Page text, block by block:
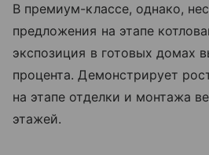
В премиум-классе, однако,
предложения на этапе
экспозиция в готовых домах
процента. Демонстрирует
на этапе отделки и монтажа
этажей.